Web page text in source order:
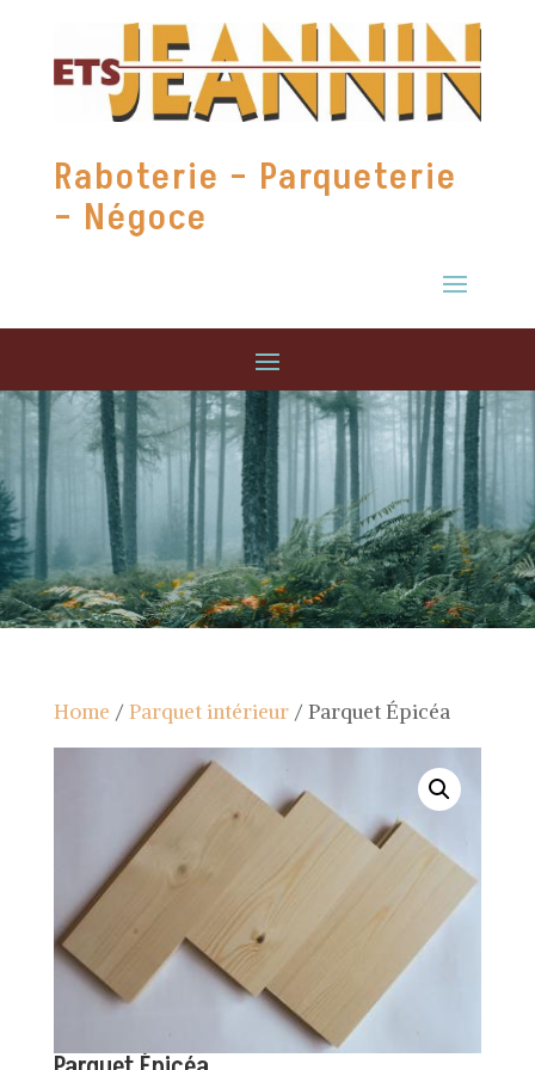
Raboterie – Parqueterie
– Négoce
Home / Parquet intérieur/ Parquet Épicéa